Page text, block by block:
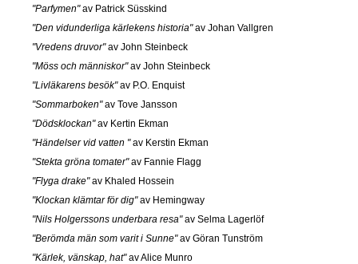
"Parfymen"av Patrick Süsskind
"Den vidunderliga kärlekens historia"av Johan Vallgren
"Vredens druvor"av John Steinbeck
"Möss och människor"av John Steinbeck
"Livläkarens besök"av P.O. Enquist
"Sommarboken"av Tove Jansson
"Dödsklockan"av Kertin Ekman
"Händelser vid vatten "av Kerstin Ekman
"Stekta gröna tomater"av Fannie Flagg
"Flyga drake"av Khaled Hossein
"Klockan klämtar för dig"av Hemingway
"Nils Holgerssons underbara resa"av Selma Lagerlöf
"Berömda män som varit i Sunne"av Göran Tunström
"Kärlek, vänskap, hat"av Alice Munro